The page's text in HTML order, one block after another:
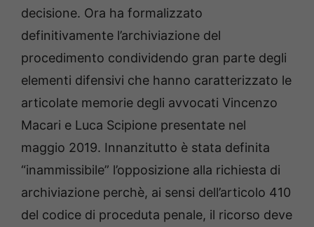
decisione. Ora ha formalizzato
definitivamente l’archiviazione del
procedimento condividendo gran parte degli
elementi difensivi che hanno caratterizzato le
articolate memorie degli avvocati Vincenzo
Macari e Luca Scipione presentate nel
maggio 2019. Innanzitutto è stata definita
“inammissibile” l’opposizione alla richiesta di
archiviazione perchè, ai sensi dell’articolo 410
del codice di proceduta penale, il ricorso deve